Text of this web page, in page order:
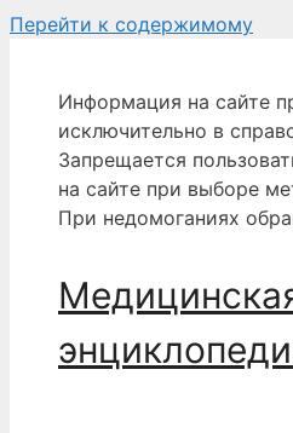
Перейти к содержимому
Информация на сайте
исключительно в
Запрещается
на сайте при выборе
При недомоганиях